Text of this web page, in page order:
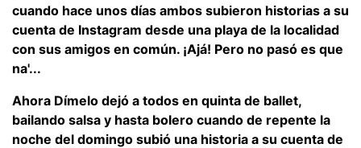
cuando hace unos días ambos subieron historias a su
cuenta de Instagram desde una playa de la localidad
con sus amigos en común. ¡Ajá! Pero no pasó es que
na'...
Ahora Dímelo dejó a todos en quinta de ballet,
bailando salsa y hasta bolero cuando de repente la
noche del domingo subió una historia a su cuenta de